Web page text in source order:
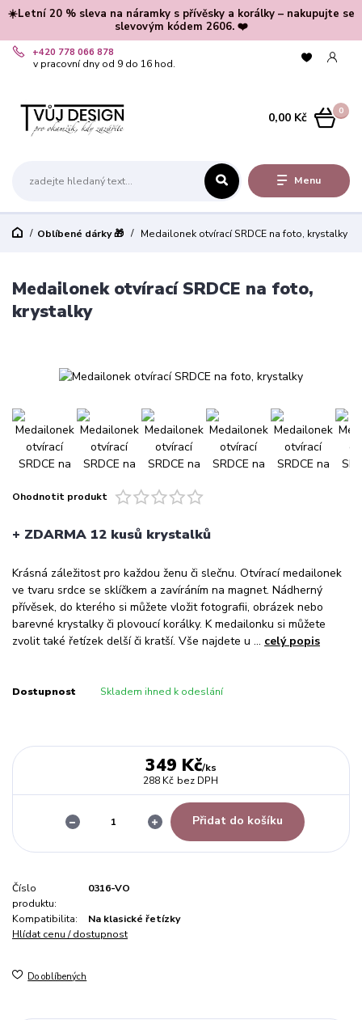
☀️Letní 20 % sleva na náramky s přívěsky a korálky – nakupujte se
slevovým kódem 2606. ❤️
Menu
+420 778 066 878
v pracovní dny od 9 do 16 hod.
0
0,00 Kč
Oblíbené dárky 🎁 Medailonek otvírací SRDCE na foto, krystalky
Medailonek otvírací SRDCE na foto,
krystalky
Ohodnotit produkt
+ ZDARMA 12 kusů krystalků
Krásná záležitost pro každou ženu či slečnu. Otvírací medailonek
ve tvaru srdce se sklíčkem a zavíráním na magnet. Nádherný
přívěsek, do kterého si můžete vložit fotografii, obrázek nebo
barevné krystalky či plovoucí korálky. K medailonku si můžete
zvolit také řetízek delší či kratší. Vše najdete u ... celý popis
Dostupnost Skladem ihned k odeslání
349 Kč/ks
288 Kč bez DPH
Přidat do košíku
Číslo
produktu:
0316-VO
Kompatibilita:
Na klasické řetízky
Hlídat cenu / dostupnost
Do oblíbených